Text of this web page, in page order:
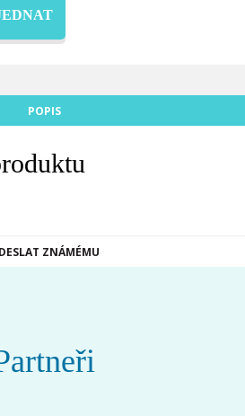
POPIS
ZNÁMÉMU